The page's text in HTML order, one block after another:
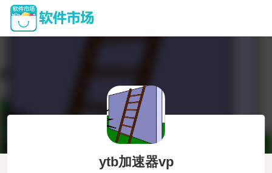
ytb加速器vp